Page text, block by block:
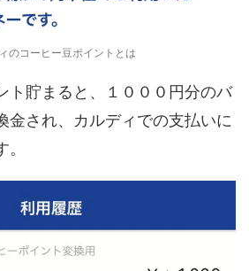
のコーヒー豆ポイントとは
ト貯まると、１０００円分のバ
金され、カルディでの支払いに